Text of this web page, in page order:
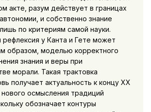
акте, разум действует в границах
и собственно знание
по критериям самой науки.
рефлексия у Канта и Гете может
образом, моделью корректного
знания и веры при
морали. Такая трактовка
получает актуальность к концу XX
осмысления традиций
обозначает контуры